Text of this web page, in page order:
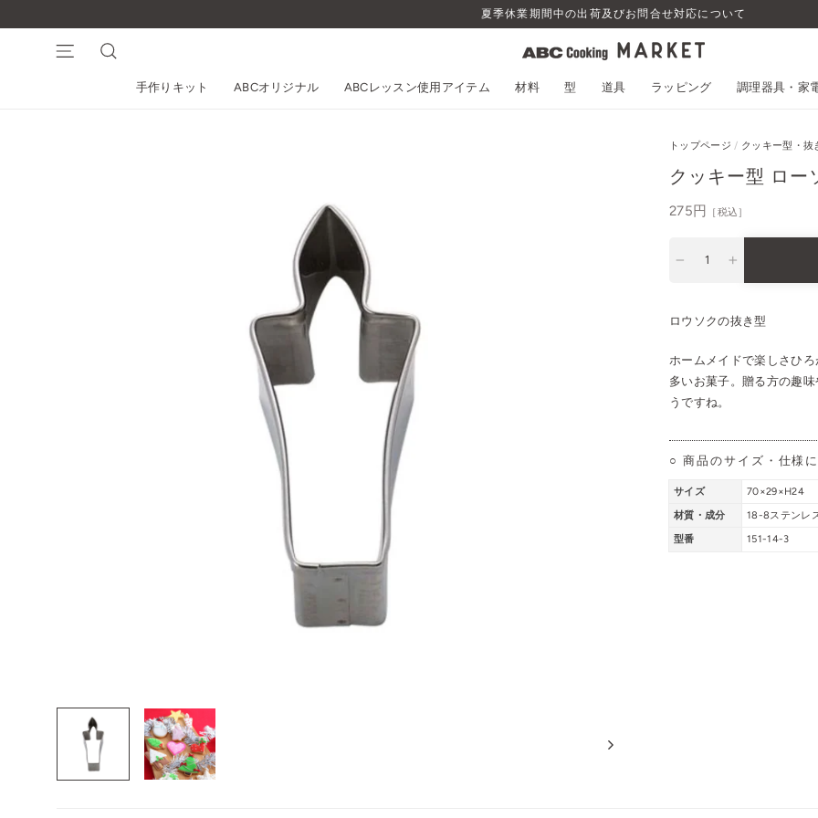
ン
夏季休業期間中の出荷及びお問合せ対応について
手作りキット
ABCオリジナル ABCレッスン使用アイテム 材料 型 道具 ラッピング 調理器具・家
トップページ / クッキー型・抜
クッキー型 ロー
通
275円 ［税込］
ロウソクの抜き型
ホームメイドで楽しさひ
多いお菓子。贈る方の趣
うですね。
○ 商品のサイズ・仕様
サイズ
70×29×H24
材質・成分
18-8ステンレ
型番
151-14-3